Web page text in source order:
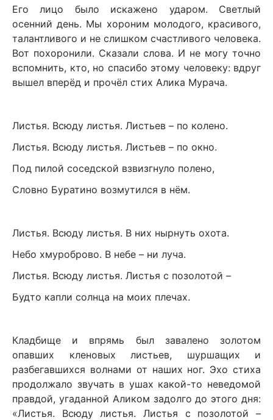
Его лицо было искажено ударом. Светлый
осенний день. Мы хороним молодого, красивого,
талантливого и не слишком счастливого человека.
Вот похоронили. Сказали слова. И не могу точно
вспомнить, кто, но спасибо этому человеку: вдруг
вышел вперёд и прочёл стих Алика Мурача.
Листья. Всюду листья. Листьев – по колено.
Листья. Всюду листья. Листьев – по окно.
Под пилой соседской взвизгнуло полено,
Словно Буратино возмутился в нём.
Листья. Всюду листья. В них нырнуть охота.
Небо хмуроброво. В небе – ни луча.
Листья. Всюду листья. Листья с позолотой –
Будто капли солнца на моих плечах.
Кладбище и впрямь был завалено золотом
опавших кленовых листьев, шуршащих и
разбегавшихся волнами от наших ног. Эхо стиха
продолжало звучать в ушах какой-то неведомой
правдой, угаданной Аликом задолго до этого дня:
«Листья. Всюду листья. Листья с позолотой –